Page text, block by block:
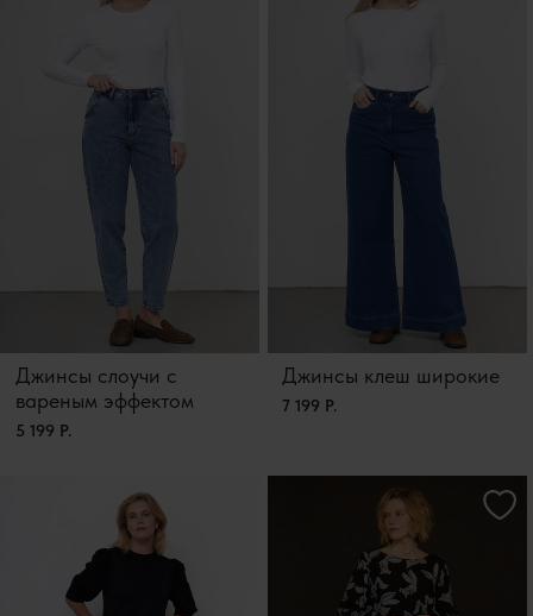
Джинсы слоучи с
вареным эффектом
5 199 Р.
Джинсы клеш широкие
7 199 Р.